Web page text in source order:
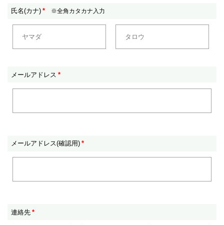
氏名(カナ) * ※全角カタカナ入力
メールアドレス *
メールアドレス(確認用) *
連絡先 *